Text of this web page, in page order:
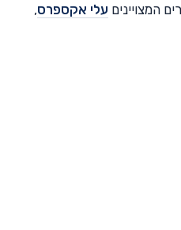
עלי אקספרס,